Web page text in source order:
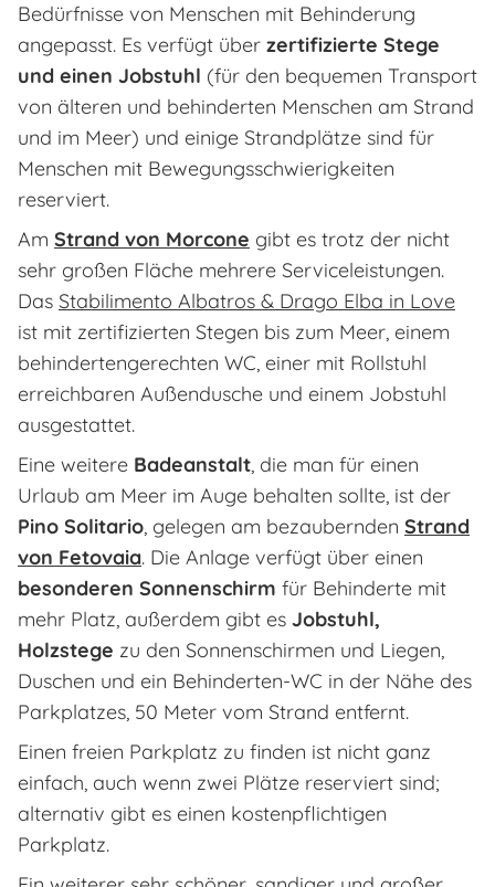
Bedürfnisse von Menschen mit Behinderung
angepasst. Es verfügt über zertifizierte Stege
und einen Jobstuhl (für den bequemen Transport
von älteren und behinderten Menschen am Strand
und im Meer) und einige Strandplätze sind für
Menschen mit Bewegungsschwierigkeiten
reserviert.
Am Strand von Morcone gibt es trotz der nicht
sehr großen Fläche mehrere Serviceleistungen.
Das Stabilimento Albatros & Drago Elba in Love
ist mit zertifizierten Stegen bis zum Meer, einem
behindertengerechten WC, einer mit Rollstuhl
erreichbaren Außendusche und einem Jobstuhl
ausgestattet.
Eine weitere Badeanstalt, die man für einen
Urlaub am Meer im Auge behalten sollte, ist der
Pino Solitario, gelegen am bezaubernden Strand
von Fetovaia. Die Anlage verfügt über einen
besonderen Sonnenschirm für Behinderte mit
mehr Platz, außerdem gibt es Jobstuhl,
Holzstege zu den Sonnenschirmen und Liegen,
Duschen und ein Behinderten-WC in der Nähe des
Parkplatzes, 50 Meter vom Strand entfernt.
Einen freien Parkplatz zu finden ist nicht ganz
einfach, auch wenn zwei Plätze reserviert sind;
alternativ gibt es einen kostenpflichtigen
Parkplatz.